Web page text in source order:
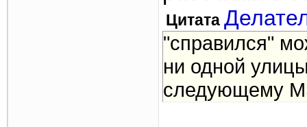
Цитата
"справился"
ни одной
следующему